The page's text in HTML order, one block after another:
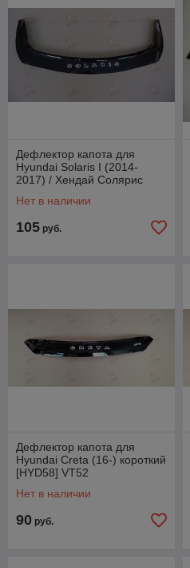
Дефлектор капота для
Hyundai Solaris I (2014-
2017) / Хендай Солярис
Нет в наличии
105 руб.
Дефлектор капота для
Hyundai Creta (16-) короткий
[HYD58] VT52
Нет в наличии
90 руб.